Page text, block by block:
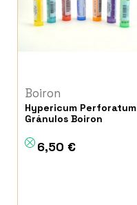
Boiron
Hypericum Perforatum
Gránulos Boiron
6,50 €